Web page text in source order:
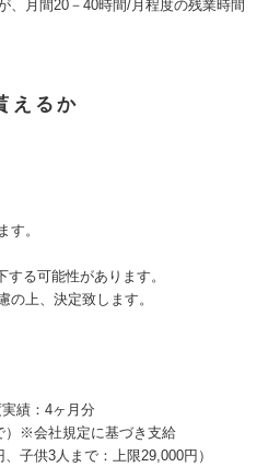
、月間20－40時間/月程度の残業時間
えるか
す。
る可能性があります。
上、決定致します。
績：4ヶ月分
）※会社規定に基づき支給
子供3人まで：上限29,000円）